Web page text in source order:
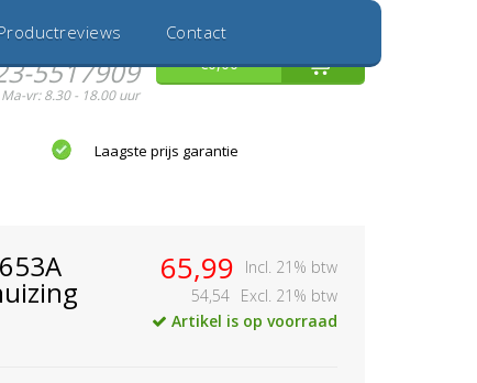
Inloggen
Hulp nodig?
5517909
Ma-vr: 8.30 - 18.00 uur
€0,00
Contact
Laagste prijs garantie
65,99
Incl. 21% btw
54,54 Excl. 21% btw
Artikel is op voorraad